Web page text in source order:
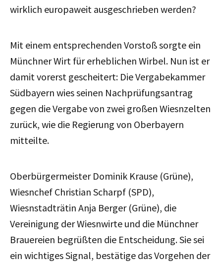
wirklich europaweit ausgeschrieben werden?
Mit einem entsprechenden Vorstoß sorgte ein
Münchner Wirt für erheblichen Wirbel. Nun ist er
damit vorerst gescheitert: Die Vergabekammer
Südbayern wies seinen Nachprüfungsantrag
gegen die Vergabe von zwei großen Wiesnzelten
zurück, wie die Regierung von Oberbayern
mitteilte.
Oberbürgermeister Dominik Krause (Grüne),
Wiesnchef Christian Scharpf (SPD),
Wiesnstadträtin Anja Berger (Grüne), die
Vereinigung der Wiesnwirte und die Münchner
Brauereien begrüßten die Entscheidung. Sie sei
ein wichtiges Signal, bestätige das Vorgehen der